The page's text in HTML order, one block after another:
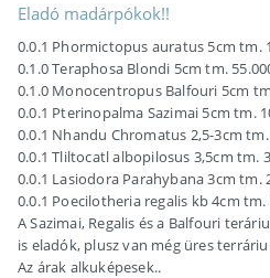
Eladó madárpókok!!
0.0.1 Phormictopus auratus 5cm tm.
0.1.0 Teraphosa Blondi 5cm tm.
0.1.0 Monocentropus Balfouri 5cm
0.0.1 Pterinopalma Sazimai 5cm tm.
0.0.1 Nhandu Chromatus 2,5-3cm tm.
0.0.1 Tliltocatl albopilosus 3,5cm tm.
0.0.1 Lasiodora Parahybana 3cm tm.
0.0.1 Poecilotheria regalis kb 4cm tm.
A Sazimai, Regalis és a Balfouri
is eladók, plusz van még üres
Az árak alkuképesek..